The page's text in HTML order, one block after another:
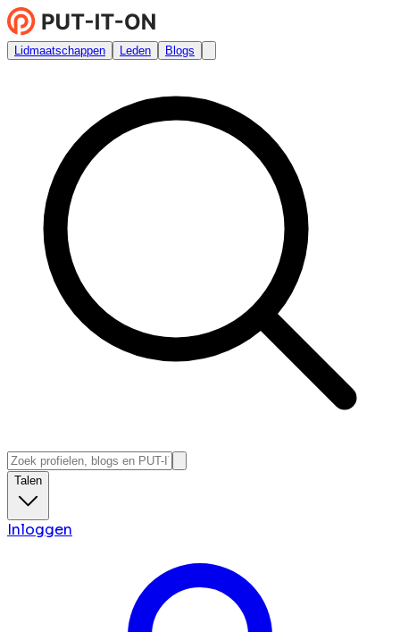
Lidmaatschappen Leden Blogs
Talen
Inloggen